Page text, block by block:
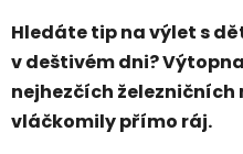
Hledáte tip na výlet s
v deštivém dni?
nejhezčích železničních
vláčkomily přímo ráj.